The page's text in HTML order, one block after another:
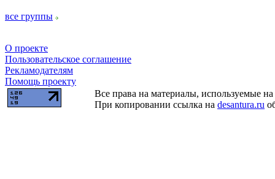
все группы
О проекте
Пользовательское соглашение
Рекламодателям
Помощь проекту
Все права на материалы, используемые
При копировании ссылка на desantura.ru